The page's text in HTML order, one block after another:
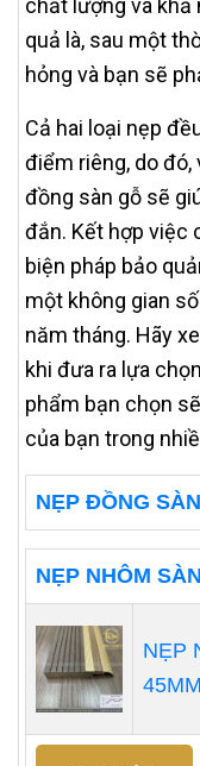
chất lượng và khả
quả là, sau một
hỏng và bạn sẽ
Cả hai loại nẹp
điểm riêng, do đó,
đồng sàn gỗ sẽ
đắn. Kết hợp việc
biện pháp bảo
một không gian
năm tháng. Hãy
khi đưa ra lựa
phẩm bạn chọn
của bạn trong
NẸP ĐỒNG
NẸP NHÔM
NẸP
45MM